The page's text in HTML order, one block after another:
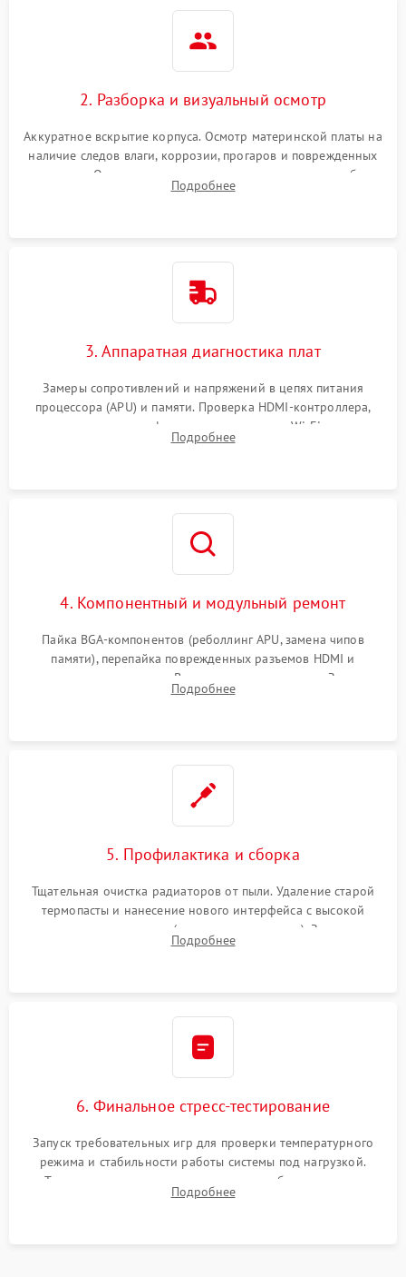
2. Разборка и визуальный осмотр
Аккуратное вскрытие корпуса. Осмотр материнской платы на
наличие следов влаги, коррозии, прогаров и поврежденных
элементов. Оценка состояния системы охлаждения, турбины
кулера и степени загрязнения радиатора пылью.
Подробнее
3. Аппаратная диагностика плат
Замеры сопротивлений и напряжений в цепях питания
процессора (APU) и памяти. Проверка HDMI-контроллера,
микросхем флеш-памяти и модуля Wi-Fi
Подробнее
4. Компонентный и модульный ремонт
Пайка BGA-компонентов (реболлинг APU, замена чипов
памяти), перепайка поврежденных разъемов HDMI и
контроллеров питания. Восстановление дорожек. Замена
неисправного жесткого диска, SSD или лазерной головки
Подробнее
5. Профилактика и сборка
Тщательная очистка радиаторов от пыли. Удаление старой
термопасты и нанесение нового интерфейса с высокой
теплопроводностью (или жидкого металла). Замена
термопрокладок. Аккуратная сборка консоли и подключение
Подробнее
6. Финальное стресс-тестирование
Запуск требовательных игр для проверки температурного
режима и стабильности работы системы под нагрузкой.
Тестирование привода, синхронизации беспроводных
геймпадов, выхода в сеть и выдачи изображения без
Подробнее